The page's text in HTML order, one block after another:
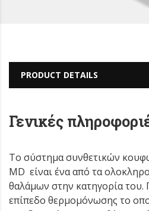
PRODUCT DETAILS
Γενικές
Το σύστημα συνθετικών
MD είναι ένα από τα
θαλάμων στην κατηγορία του.
επίπεδο θερμομόνωσης το